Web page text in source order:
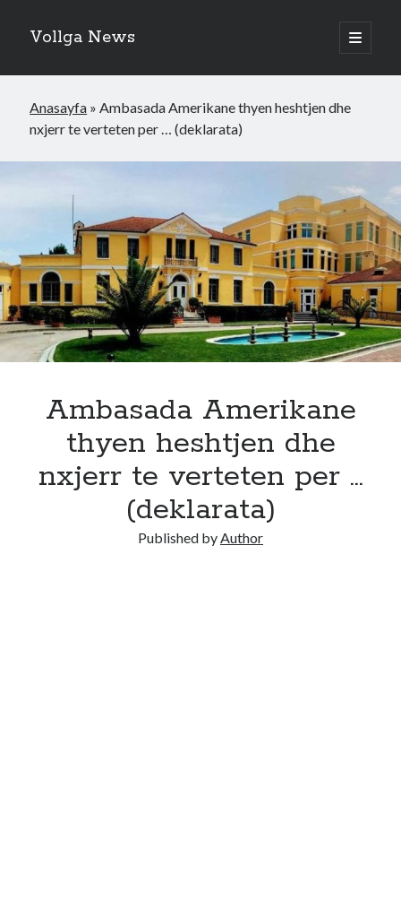
Vollga News
open
primary
Anasayfa »Ambasada Amerikane thyen heshtjen dhe
nxjerr te verteten per … (deklarata)
Ambasada Amerikane
thyen heshtjen dhe
nxjerr te verteten per …
(deklarata)
Published byAuthor